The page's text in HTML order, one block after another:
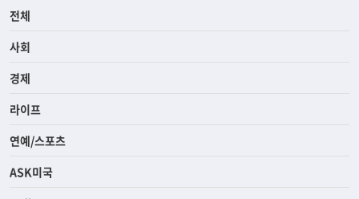
전체
사회
경제
라이프
연예/스포츠